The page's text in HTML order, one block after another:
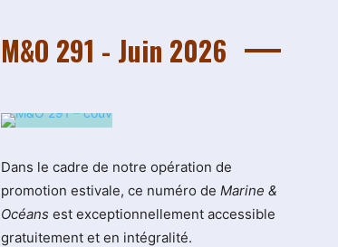
M&O 291 - Juin 2026
Dans le cadre de notre opération de
promotion estivale, ce numéro de Marine &
Océans est exceptionnellement accessible
gratuitement et en intégralité.